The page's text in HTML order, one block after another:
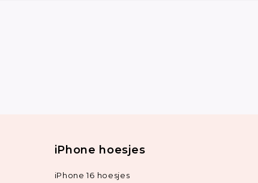
iPhone hoesjes
iPhone 16 hoesjes